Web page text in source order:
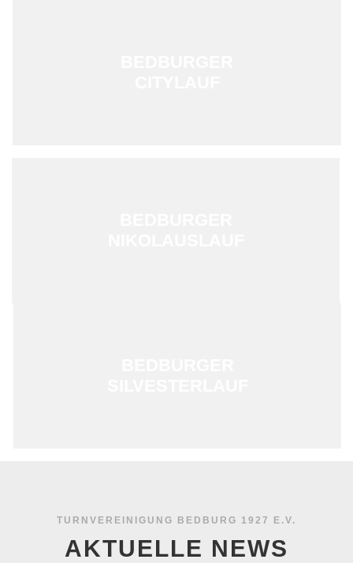
TURNVEREINIGUNG BEDBURG 1927 E.V.
AKTUELLE NEWS